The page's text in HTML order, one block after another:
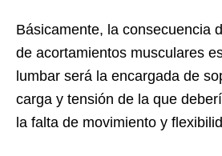
Básicamente, la consecuencia
de acortamientos musculares
lumbar será la encargada de
carga y tensión de la que
la falta de movimiento y